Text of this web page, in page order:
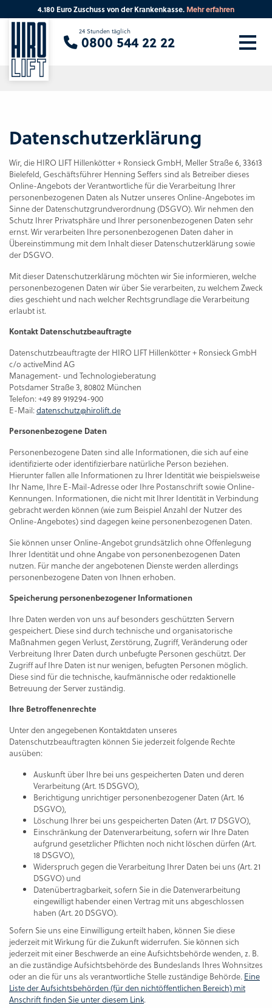
Datenschutzerklärung
Wir, die HIRO LIFT Hillenkötter + Ronsieck GmbH, Meller Straße 6, 33613
Bielefeld, Geschäftsführer Henning Seffers sind als Betreiber dieses
Online-Angebots der Verantwortliche für die Verarbeitung Ihrer
personenbezogenen Daten als Nutzer unseres Online-Angebotes im
Sinne der Datenschutzgrundverordnung (DSGVO). Wir nehmen den
Schutz Ihrer Privatsphäre und Ihrer personenbezogenen Daten sehr
ernst. Wir verarbeiten Ihre personenbezogenen Daten daher in
Übereinstimmung mit dem Inhalt dieser Datenschutzerklärung sowie
der DSGVO.
Mit dieser Datenschutzerklärung möchten wir Sie informieren, welche
personenbezogenen Daten wir über Sie verarbeiten, zu welchem Zweck
dies geschieht und nach welcher Rechtsgrundlage die Verarbeitung
erlaubt ist.
Kontakt Datenschutzbeauftragte
Datenschutzbeauftragte der HIRO LIFT Hillenkötter + Ronsieck GmbH
c/o activeMind AG
Management- und Technologieberatung
Potsdamer Straße 3, 80802 München
Telefon: +49 89 919294-900
E-Mail:datenschutz@hirolift.de
Personenbezogene Daten
Personenbezogene Daten sind alle Informationen, die sich auf eine
identifizierte oder identifizierbare natürliche Person beziehen.
Hierunter fallen alle Informationen zu Ihrer Identität wie beispielsweise
Ihr Name, Ihre E-Mail-Adresse oder Ihre Postanschrift sowie Online-
Kennungen. Informationen, die nicht mit Ihrer Identität in Verbindung
gebracht werden können (wie zum Beispiel Anzahl der Nutzer des
Online-Angebotes) sind dagegen keine personenbezogenen Daten.
Sie können unser Online-Angebot grundsätzlich ohne Offenlegung
Ihrer Identität und ohne Angabe von personenbezogenen Daten
nutzen. Für manche der angebotenen Dienste werden allerdings
personenbezogene Daten von Ihnen erhoben.
Speicherung personenbezogener Informationen
Ihre Daten werden von uns auf besonders geschützten Servern
gespeichert. Diese sind durch technische und organisatorische
Maßnahmen gegen Verlust, Zerstörung, Zugriff, Veränderung oder
Verbreitung Ihrer Daten durch unbefugte Personen geschützt. Der
Zugriff auf Ihre Daten ist nur wenigen, befugten Personen möglich.
Diese sind für die technische, kaufmännische oder redaktionelle
Betreuung der Server zuständig.
Ihre Betroffenenrechte
Unter den angegebenen Kontaktdaten unseres
Datenschutzbeauftragten können Sie jederzeit folgende Rechte
ausüben:
Auskunft über Ihre bei uns gespeicherten Daten und deren
Verarbeitung (Art. 15 DSGVO),
Berichtigung unrichtiger personenbezogener Daten (Art. 16
DSGVO),
Löschung Ihrer bei uns gespeicherten Daten (Art. 17 DSGVO),
Einschränkung der Datenverarbeitung, sofern wir Ihre Daten
aufgrund gesetzlicher Pflichten noch nicht löschen dürfen (Art.
18 DSGVO),
Widerspruch gegen die Verarbeitung Ihrer Daten bei uns (Art. 21
DSGVO) und
Datenübertragbarkeit, sofern Sie in die Datenverarbeitung
eingewilligt habender einen Vertrag mit uns abgeschlossen
haben (Art. 20 DSGVO).
Sofern Sie uns eine Einwilligung erteilt haben, können Sie diese
jederzeit mit Wirkung für die Zukunft widerrufen. Sie können sich
jederzeit mit einer Beschwerde an eine Aufsichtsbehörde wenden, z. B.
an die zuständige Aufsichtsbehörde des Bundeslands Ihres Wohnsitzes
oder an die für uns als verantwortliche Stelle zuständige Behörde. Eine
Liste der Aufsichtsbehörden (für den nichtöffentlichen Bereich) mit
Anschrift finden Sie unter diesem Link.
Eine Runde durchs Werk?Dann bitte hier
24 Stunden täglich
0800 544 22 22
Sie suchen eine Beratung vor Ort?
Ihre PLZ Beratung